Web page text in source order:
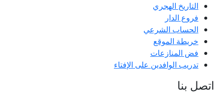
التاريخ الهجري
فروع الدار
الحساب الشرعي
خريطة الموقع
فض المنازعات
تدريب الوافدين على الإفتاء
اتصل بنا